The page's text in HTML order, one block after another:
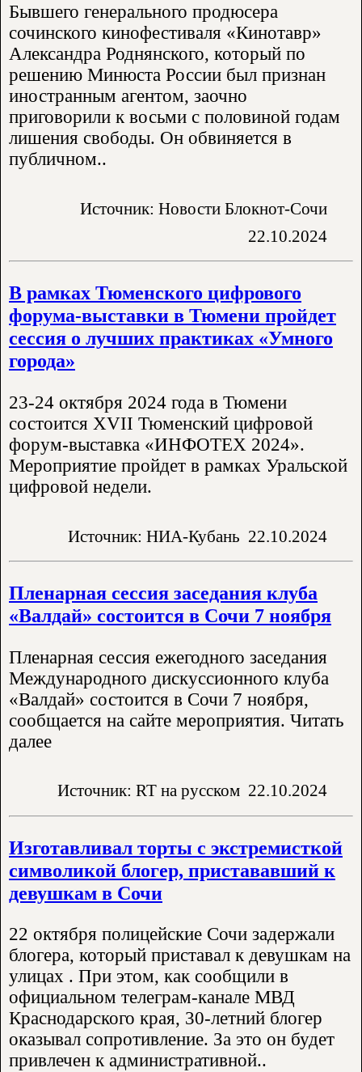
Бывшего генерального продюсера
сочинского кинофестиваля «Кинотавр»
Александра Роднянского, который по
решению Минюста России был признан
иностранным агентом, заочно
приговорили к восьми с половиной годам
лишения свободы. Он обвиняется в
публичном..
Источник: Новости Блокнот-Сочи
22.10.2024
В рамках Тюменского цифрового
форума-выставки в Тюмени пройдет
сессия о лучших практиках «Умного
города»
23-24 октября 2024 года в Тюмени
состоится XVII Тюменский цифровой
форум-выставка «ИНФОТЕХ 2024».
Мероприятие пройдет в рамках Уральской
цифровой недели.
Источник: НИА-Кубань 22.10.2024
Пленарная сессия заседания клуба
«Валдай» состоится в Сочи 7 ноября
Пленарная сессия ежегодного заседания
Международного дискуссионного клуба
«Валдай» состоится в Сочи 7 ноября,
сообщается на сайте мероприятия. Читать
далее
Источник: RT на русском 22.10.2024
Изготавливал торты с экстремисткой
символикой блогер, пристававший к
девушкам в Сочи
22 октября полицейские Сочи задержали
блогера, который приставал к девушкам на
улицах . При этом, как сообщили в
официальном телеграм-канале МВД
Краснодарского края, 30-летний блогер
оказывал сопротивление. За это он будет
привлечен к административной..